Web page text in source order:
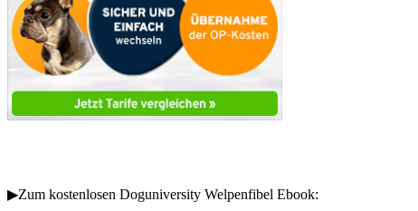
▶︎Zum kostenlosen Doguniversity Welpenfibel Ebook: